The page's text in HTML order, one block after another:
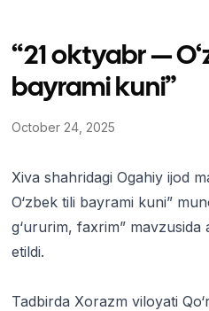
“21 oktyabr —
bayrami kuni”
October 24, 2025
Xiva shahridagi Ogahiy ijod
O‘zbek tili bayrami kuni”
g‘ururim, faxrim”
etildi.
Tadbirda Xorazm viloyati